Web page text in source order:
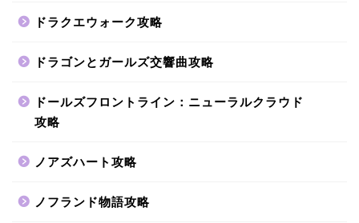
ドラクエウォーク攻略
ドラゴンとガールズ交響曲攻略
ドールズフロントライン：ニューラルクラウド
攻略
ノアズハート攻略
ノフランド物語攻略